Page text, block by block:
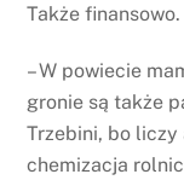
Także finansowo.
– W powiecie
gronie są także
Trzebini, bo liczy
chemizacja